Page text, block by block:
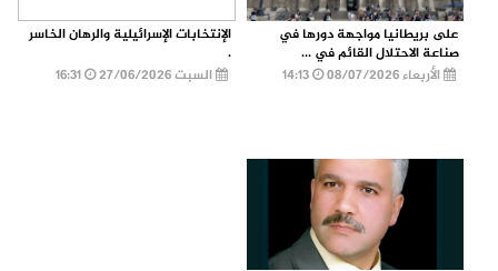
على بريطانيا مواجهة دورها في
صناعة الاحتلال القائم في ...
الأربعاء 08/07/2026
الإنتخابات الإسرائيلية والرهان الخاسر
.
السبت 27/06/2026
16:31